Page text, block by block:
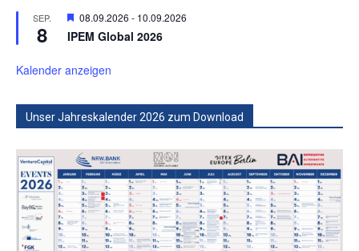
SEP.
8
Hervorgehoben
08.09.2026 - 10.09.2026
IPEM Global 2026
Kalender anzeigen
Unser Jahreskalender 2026 zum Download